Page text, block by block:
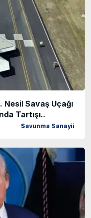
Nesil Savaş Uçağı
Tartışı..
Savunma Sanayii